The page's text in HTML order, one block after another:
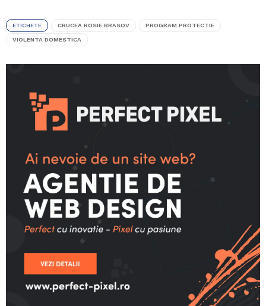
ETICHETE CRUCEA ROSIE BRASOV PROGRAM PROTECTIE
VIOLENTA DOMESTICA